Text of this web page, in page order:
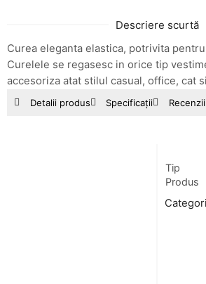
Descriere scurtă
Curea eleganta elastica, potrivita
Curelele se regasesc in orice tip
accesoriza atat stilul casual, office, cat
Detalii produs Specificații Recenzii
Tip
Produs